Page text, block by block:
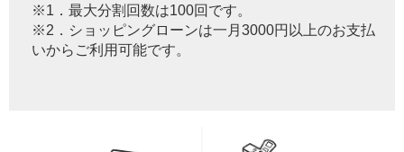
※1．最大分割回数は100回です。
※2．ショッピングローンは一月3000円以上のお支払
いからご利用可能です。